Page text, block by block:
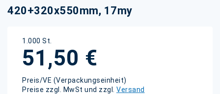
420+320x550mm, 17my
1.000 St.
51,50 €
Preis/VE (Verpackungseinheit)
Preise zzgl. MwSt und zzgl. Versand
springen